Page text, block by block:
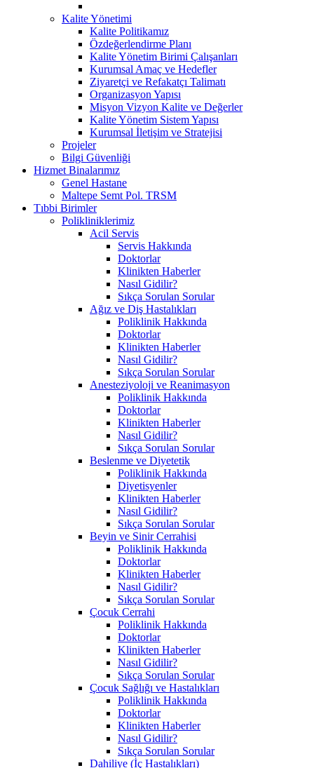
Kalite Yönetimi
Kalite Politikamız
Özdeğerlendirme Planı
Kalite Yönetim Birimi Çalışanları
Kurumsal Amaç ve Hedefler
Ziyaretçi ve Refakatçı Talimatı
Organizasyon Yapısı
Misyon Vizyon Kalite ve Değerler
Kalite Yönetim Sistem Yapısı
Kurumsal İletişim ve Stratejisi
Projeler
Bilgi Güvenliği
Hizmet Binalarımız
Genel Hastane
Maltepe Semt Pol. TRSM
Tıbbi Birimler
Polikliniklerimiz
Acil Servis
Servis Hakkında
Doktorlar
Klinikten Haberler
Nasıl Gidilir?
Sıkça Sorulan Sorular
Ağız ve Diş Hastalıkları
Poliklinik Hakkında
Doktorlar
Klinikten Haberler
Nasıl Gidilir?
Sıkça Sorulan Sorular
Anesteziyoloji ve Reanimasyon
Poliklinik Hakkında
Doktorlar
Klinikten Haberler
Nasıl Gidilir?
Sıkça Sorulan Sorular
Beslenme ve Diyetetik
Poliklinik Hakkında
Diyetisyenler
Klinikten Haberler
Nasıl Gidilir?
Sıkça Sorulan Sorular
Beyin ve Sinir Cerrahisi
Poliklinik Hakkında
Doktorlar
Klinikten Haberler
Nasıl Gidilir?
Sıkça Sorulan Sorular
Çocuk Cerrahi
Poliklinik Hakkında
Doktorlar
Klinikten Haberler
Nasıl Gidilir?
Sıkça Sorulan Sorular
Çocuk Sağlığı ve Hastalıkları
Poliklinik Hakkında
Doktorlar
Klinikten Haberler
Nasıl Gidilir?
Sıkça Sorulan Sorular
Dahiliye (İç Hastalıkları)